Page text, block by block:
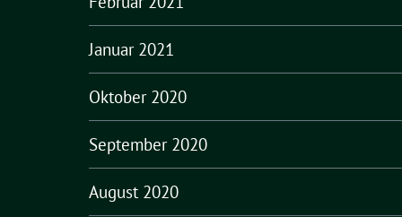
Januar 2021
Oktober 2020
September 2020
August 2020